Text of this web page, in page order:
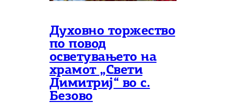
Духовно торжество
по повод
осветувањето на
храмот „Свети
Димитриј“ во с.
Безово